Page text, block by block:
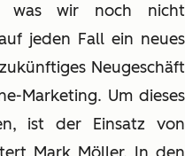
was wir noch nicht
jeden Fall ein neues
Neugeschäft
Marketing. Um dieses
ist der Einsatz von